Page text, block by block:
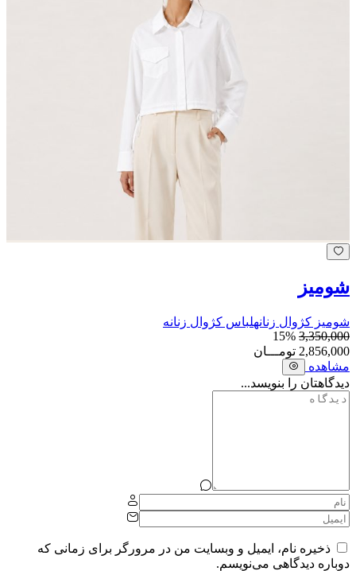
شومیز
شومیز کژوال زنانهلباس‌ کژوال زنانه
3,350,000
15%
2,856,000 تومـــان
مشاهده
دیدگاهتان را بنویسد...
ذخیره نام، ایمیل و وبسایت من در مرورگر برای زمانی که
دوباره دیدگاهی می‌نویسم.